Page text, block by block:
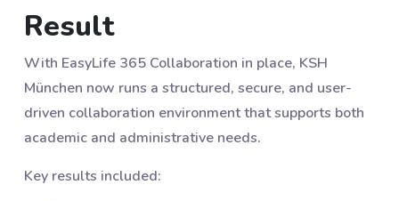
Result
With EasyLife 365 Collaboration in place, KSH
München now runs a structured, secure, and user-
driven collaboration environment that supports both
academic and administrative needs.
Key results included: